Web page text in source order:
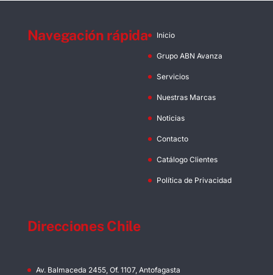
Navegación rápida Inicio
Grupo ABN Avanza
Servicios
Nuestras Marcas
Noticias
Contacto
Catálogo Clientes
Política de Privacidad
Direcciones Chile
Av. Balmaceda 2455, Of. 1107, Antofagasta